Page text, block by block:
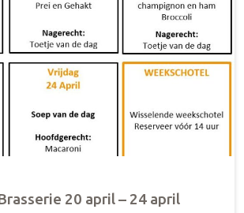
20 april – 24 april